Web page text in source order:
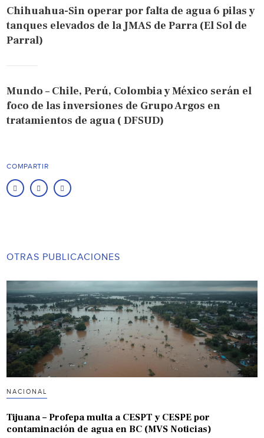
Chihuahua-Sin operar por falta de agua 6 pilas y
tanques elevados de la JMAS de Parra (El Sol de
Parral)
Mundo – Chile, Perú, Colombia y México serán el
foco de las inversiones de Grupo Argos en
tratamientos de agua ( DFSUD)
COMPARTIR
OTRAS PUBLICACIONES
NACIONAL
Tijuana – Profepa multa a CESPT y CESPE por
contaminación de agua en BC (MVS Noticias)